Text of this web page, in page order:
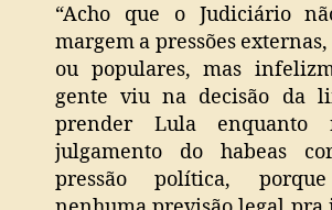
“Acho que o Judiciário
margem a pressões
ou populares, mas
gente viu na decisão da
prender Lula enquanto
julgamento do habeas
pressão política,